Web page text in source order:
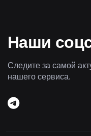
Наши
Следите за самой
нашего сервиса.